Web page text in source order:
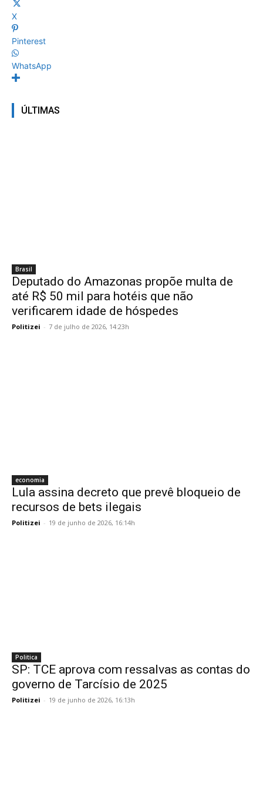
X
Pinterest
WhatsApp
ÚLTIMAS
Brasil
Deputado do Amazonas propõe multa de
até R$ 50 mil para hotéis que não
verificarem idade de hóspedes
Politizei - 7 de julho de 2026, 14:23h
economia
Lula assina decreto que prevê bloqueio de
recursos de bets ilegais
Politizei - 19 de junho de 2026, 16:14h
Politica
SP: TCE aprova com ressalvas as contas do
governo de Tarcísio de 2025
Politizei - 19 de junho de 2026, 16:13h